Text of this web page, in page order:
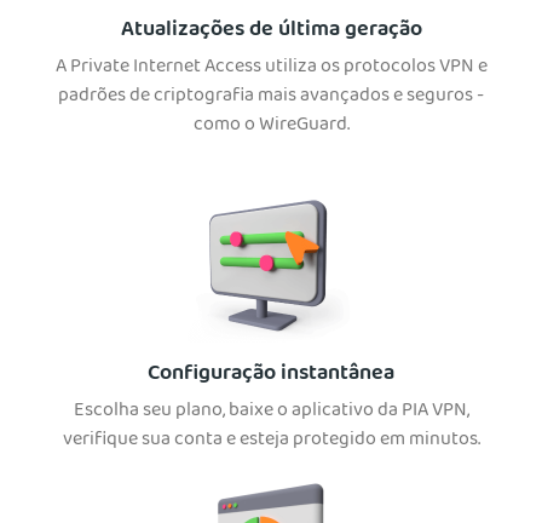
Atualizações de última geração
A Private Internet Access utiliza os protocolos VPN e
padrões de criptografia mais avançados e seguros -
como o WireGuard.
Configuração instantânea
Escolha seu plano, baixe o aplicativo da PIA VPN,
verifique sua conta e esteja protegido em minutos.